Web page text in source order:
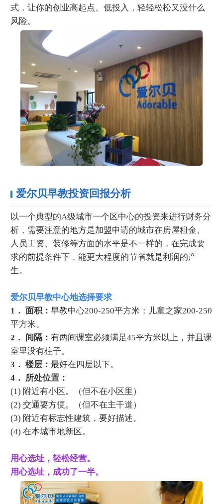
式，让你的创业高起点、低投入，轻轻松松又没什么
风险。
爱尔贝早教投资回报分析
以一个典型的A级城市一个区中心的投资来进行财务分
析，需要注意的地方是加盟申请的城市在房屋租金、
人员工资、装修等方面的水平是不一样的，在完成要
求的前提条件下，能更大程度的节省就是利润的产
生。
爱尔贝早教中心地选择要求
1． 面积： 早教中心200-250平方米；儿童之家200-250
平方米。
2． 间隔： 有两间课室必须满足45平方米以上，并且课
室里没有柱子。
3． 楼层： 最好在四层以下。
4． 所处位置：
(1) 附近有小区。（但不在小区里）
(2) 交通要方便。（但不在主干道）
(3) 附近有标志性建筑，要好描述。
(4) 在本城市地新区。
用心选址，轻松经营。
用心选址，成功了一半。